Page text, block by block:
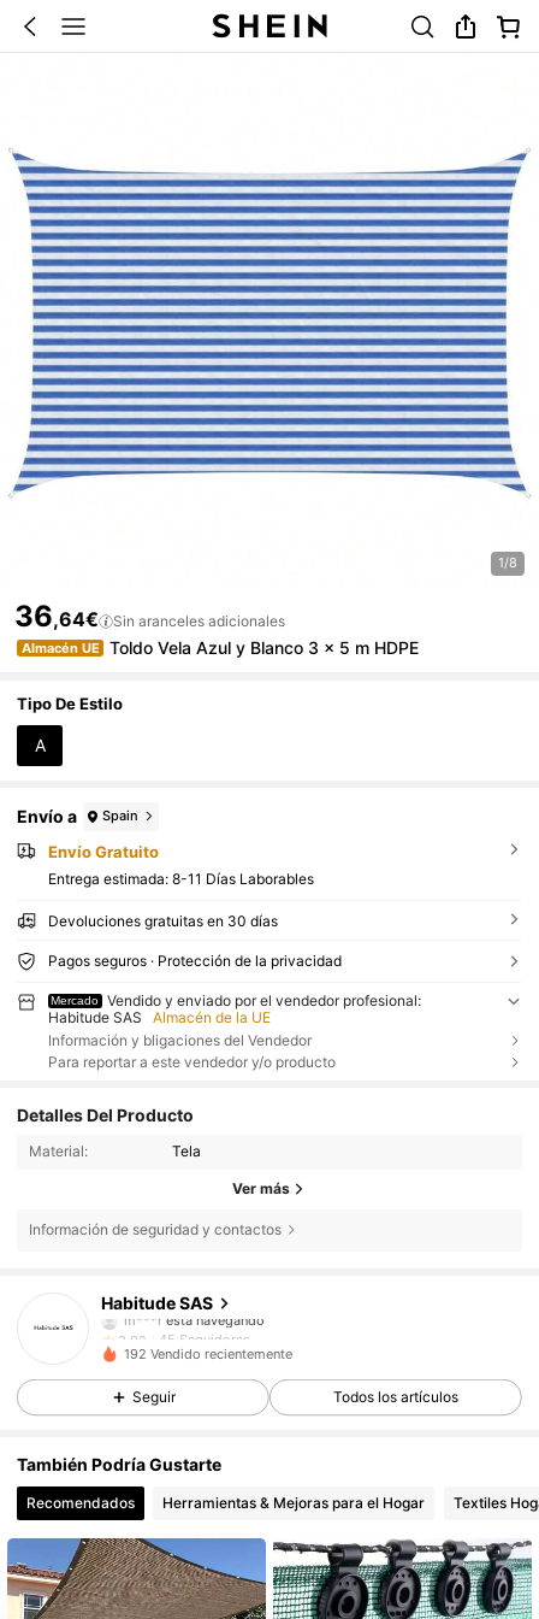
1/8
36,64€ Sin aranceles adicionales
Almacén UE Toldo Vela Azul y Blanco 3 x 5 m HDPE
Tipo De Estilo
A
Envío a Spain
Envío Gratuito
Entrega estimada: 8-11 Días Laborables
Devoluciones gratuitas en 30 días
Pagos seguros · Protección de la privacidad
Mercado
Vendido y enviado por el vendedor profesional:
Habitude SAS
Almacén de la UE
Información y bligaciones del Vendedor
Para reportar a este vendedor y/o producto
Detalles Del Producto
Material: Tela
Ver más
Información de seguridad y contactos
Habitude SAS
m***restá navegando
3,92
45 Seguidores
3,92 45 Seguidores
3,92 45 Seguidores
3,92 45 Seguidores
192 Vendido recientemente
Seguir Todos los artículos
También Podría Gustarte
Recomendados Herramientas & Mejoras para el Hogar Textiles